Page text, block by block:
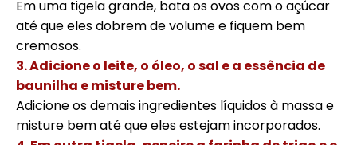
Em uma tigela grande, bata os ovos com o açúcar
até que eles dobrem de volume e fiquem bem
cremosos.
3. Adicione o leite, o óleo, o sal e a essência de
baunilha e misture bem.
Adicione os demais ingredientes líquidos à massa e
misture bem até que eles estejam incorporados.